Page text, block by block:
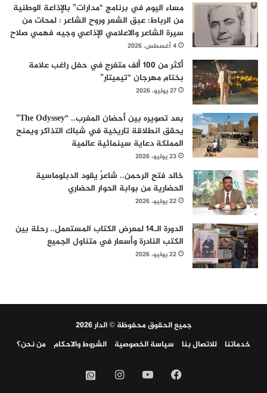
مساء اليوم في برنامج “مدارات” بالإذاعة الوطنية
من الرباط: عبق الشعر وروح الشاعر : لمحات من
سيرة الشاعر والاعلامي الإذاعي وجيه فهمي صلاح
4 أغسطس، 2026
أكثر من 100 ألف متفرج في حفل راغب علامة
بختام مهرجان “تيميتار”
27 يوليو، 2026
بعد تصويره بين أحضان المغرب.. “The Odyssey”
يحقق انطلاقة تاريخية في شباك التذاكر ويمنح
المملكة دعاية سينمائية عالمية
23 يوليو، 2026
خالد فتح الرحمن.. شاعرٌ يقود الدبلوماسية
الحضارية من بوابة الحوار الحضاري
22 يوليو، 2026
الدورة الـ14 لمعرض الكتاب المستعمل.. رحلة بين
الكتب النادرة وأسعار في متناول الجميع
22 يوليو، 2026
جميع الحقوق محفوظة © الدار 2026
خدماتنا
للاتصال بنا سياسة الخصوصية الشروط والاحكام من نحن؟
فيسبوك‫YouTubeانستقرامواتساب